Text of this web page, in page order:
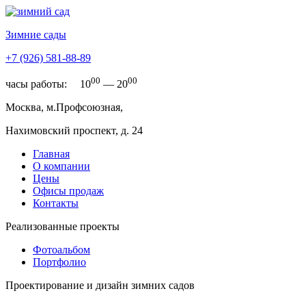
Зимние сады
+7 (926) 581-88-89
часы работы: 1000 — 2000
Москва, м.Профсоюзная,
Нахимовский проспект, д. 24
Главная
О компании
Цены
Офисы продаж
Контакты
Реализованные проекты
Фотоальбом
Портфолио
Проектирование и дизайн зимних садов